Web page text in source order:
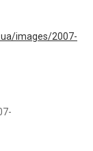
images/2007-